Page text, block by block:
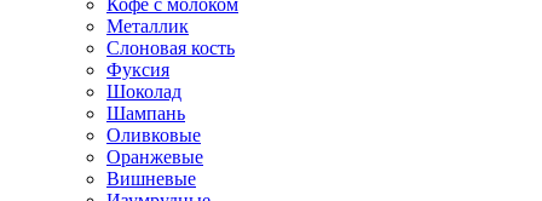
Кофе с молоком
Металлик
Слоновая кость
Фуксия
Шоколад
Шампань
Оливковые
Оранжевые
Вишневые